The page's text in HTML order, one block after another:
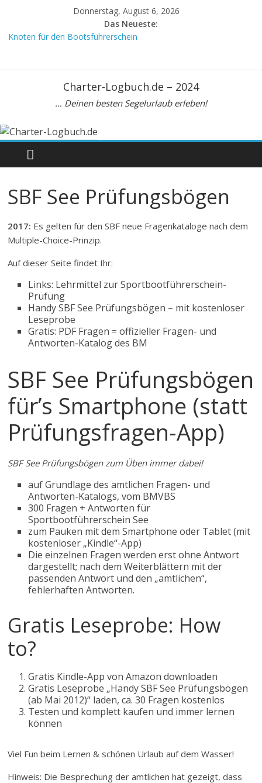
Donnerstag, August 6, 2026
Das Neueste:
Knoten für den Bootsführerschein
Beaufortskala: Tabelle zur Umrechnung Windstärke Knoten km/h
Charter-Logbuch.de – 2024
… Deinen besten Segelurlaub erleben!
SBF See Prüfungsbögen
2017: Es gelten für den SBF neue Fragenkataloge nach dem
Multiple-Choice-Prinzip.
Auf dieser Seite findet Ihr:
Links: Lehrmittel zur Sportbootführerschein-
Prüfung
Handy SBF See Prüfungsbögen – mit kostenloser
Leseprobe
Gratis: PDF Fragen = offizieller Fragen- und
Antworten-Katalog des BM
SBF See Prüfungsbögen
für’s Smartphone (statt
Prüfungsfragen-App)
SBF See Prüfungsbögen zum Üben immer dabei!
auf Grundlage des amtlichen Fragen- und
Antworten-Katalogs, vom BMVBS
300 Fragen + Antworten für
Sportbootführerschein See
zum Pauken mit dem Smartphone oder Tablet (mit
kostenloser „Kindle“-App)
Die einzelnen Fragen werden erst ohne Antwort
dargestellt; nach dem Weiterblättern mit der
passenden Antwort und den „amtlichen“,
fehlerhaften Antworten.
Gratis Leseprobe: How
to?
Gratis Kindle-App von Amazon downloaden
Gratis Leseprobe „Handy SBF See Prüfungsbögen
(ab Mai 2012)“ laden, ca. 30 Fragen kostenlos
Testen und komplett kaufen und immer lernen
können
Viel Fun beim Lernen & schönen Urlaub auf dem Wasser!
Hinweis: Die Besprechung der amtlichen hat gezeigt, dass